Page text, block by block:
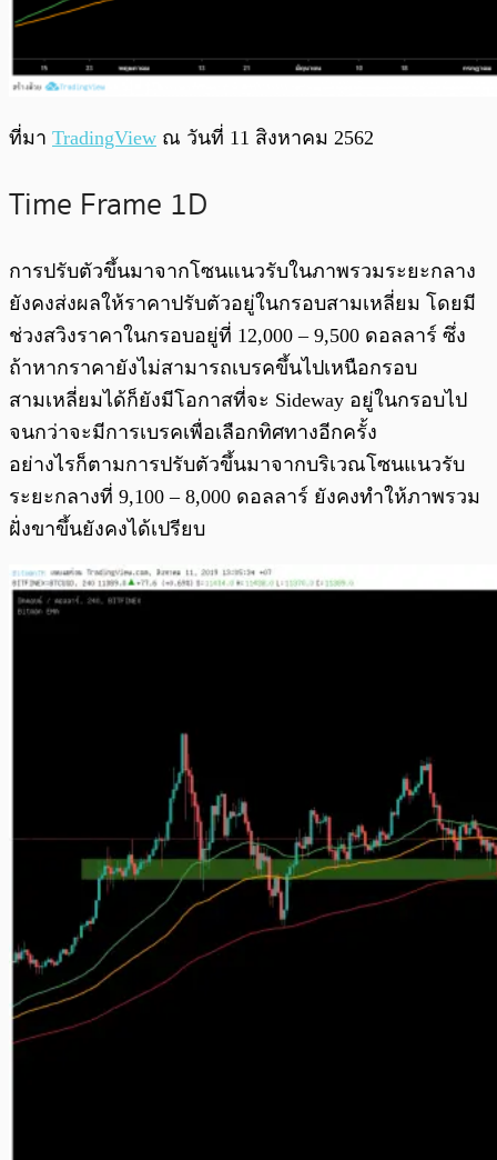
ที่มา TradingView ณ วันที่ 11 สิงหาคม 2562
Time Frame 1D
การปรับตัวขึ้นมาจากโซนแนวรับในภาพรวมระยะกลาง
ยังคงส่งผลให้ราคาปรับตัวอยู่ในกรอบสามเหลี่ยม โดยมี
ช่วงสวิงราคาในกรอบอยู่ที่ 12,000 – 9,500 ดอลลาร์ ซึ่ง
ถ้าหากราคายังไม่สามารถเบรคขึ้นไปเหนือกรอบ
สามเหลี่ยมได้ก็ยังมีโอกาสที่จะ Sideway อยู่ในกรอบไป
จนกว่าจะมีการเบรคเพื่อเลือกทิศทางอีกครั้ง
อย่างไรก็ตามการปรับตัวขึ้นมาจากบริเวณโซนแนวรับ
ระยะกลางที่ 9,100 – 8,000 ดอลลาร์ ยังคงทำให้ภาพรวม
ฝั่งขาขึ้นยังคงได้เปรียบ